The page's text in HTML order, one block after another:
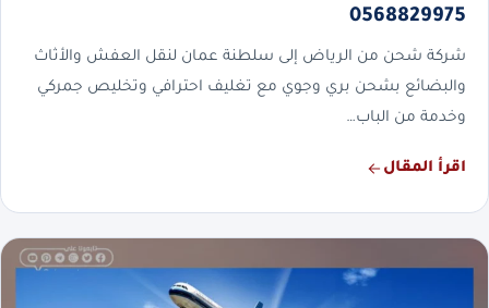
0568829975
شركة شحن من الرياض إلى سلطنة عمان لنقل العفش والأثاث
والبضائع بشحن بري وجوي مع تغليف احترافي وتخليص جمركي
وخدمة من الباب…
اقرأ المقال